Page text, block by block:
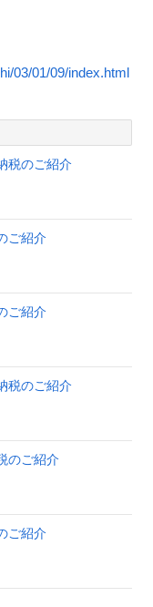
03/01/09/index.html
税のご紹介
ご紹介
ご紹介
税のご紹介
のご紹介
ご紹介